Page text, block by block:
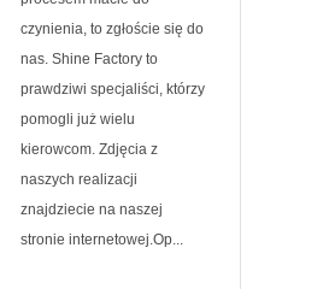
czynienia, to zgłoście się do
nas. Shine Factory to
prawdziwi specjaliści, którzy
pomogli już wielu
kierowcom. Zdjęcia z
naszych realizacji
znajdziecie na naszej
stronie internetowej.Op...